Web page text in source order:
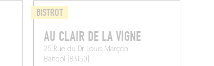
BISTROT
AU CLAIR DE LA VIGNE
25 Rue du Dr Louis Marçon
Bandol (83150)